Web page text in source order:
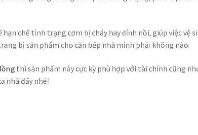
hạn chế tình trạng cơm bị cháy hay dính nồi, giúp việc vệ
bị sản phẩm cho căn bếp nhà mình phải không nào.
thì sản phẩm này cực kỳ phù hợp với tài chính cũng
nhà đấy nhé!